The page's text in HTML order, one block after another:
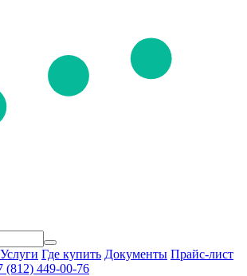
Услуги Где купить Документы Прайс-лист
(812) 449-00-76